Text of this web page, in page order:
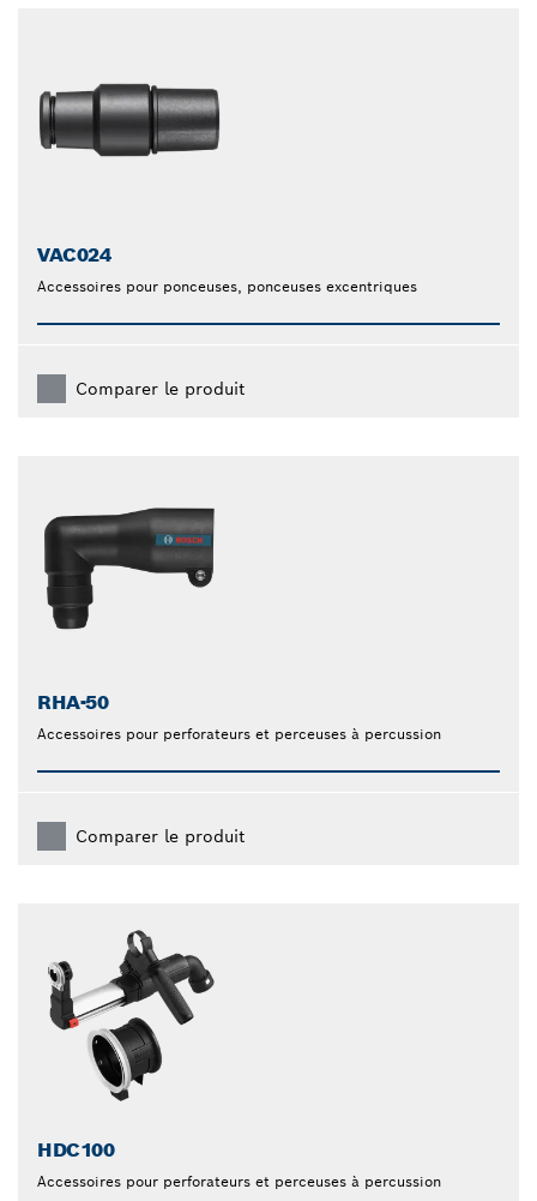
VAC024
Accessoires pour ponceuses, ponceuses excentriques
Comparer le produit
RHA-50
Accessoires pour perforateurs et perceuses à percussion
Comparer le produit
HDC100
Accessoires pour perforateurs et perceuses à percussion